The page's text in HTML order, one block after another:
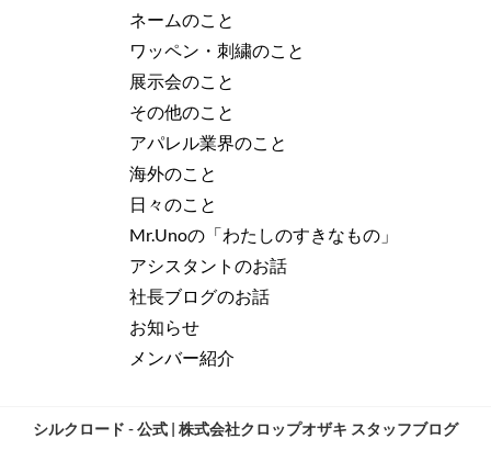
ネームのこと
ワッペン・刺繍のこと
展示会のこと
その他のこと
アパレル業界のこと
海外のこと
日々のこと
Mr.Unoの「わたしのすきなもの」
アシスタントのお話
社長ブログのお話
お知らせ
メンバー紹介
シルクロード - 公式 | 株式会社クロップオザキ スタッフブログ